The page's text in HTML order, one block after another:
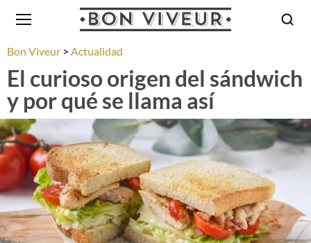
Bon Viveur Actualidad
El curioso origen del sándwich
y por qué se llama así